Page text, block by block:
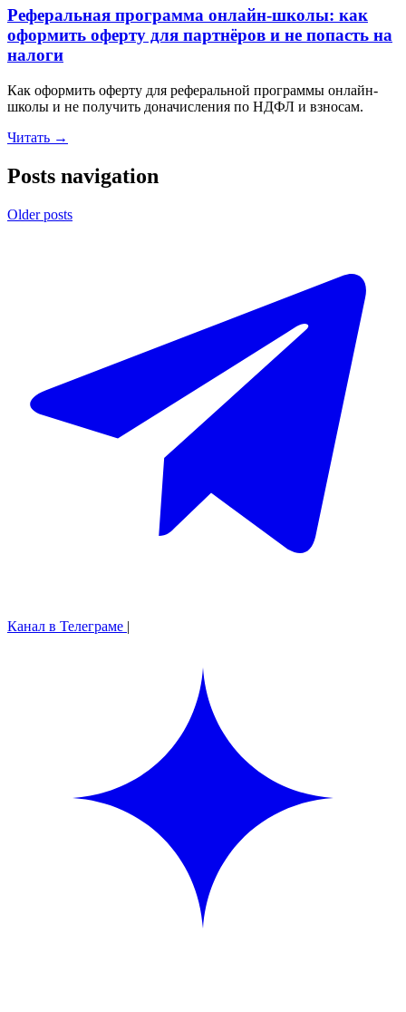
Реферальная программа онлайн-школы: как
оформить оферту для партнёров и не попасть на
налоги
Как оформить оферту для реферальной программы онлайн-
школы и не получить доначисления по НДФЛ и взносам.
Читать →
Posts navigation
Older posts
Канал в Телеграме |